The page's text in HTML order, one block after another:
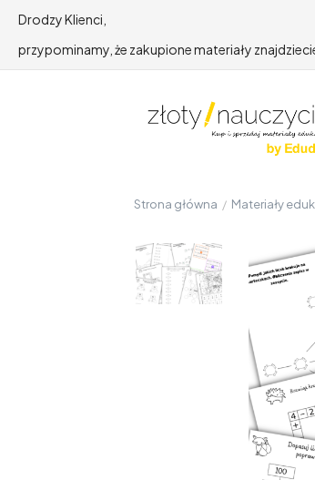
Drodzy Klienci,
przypominamy, że zakupione materiały
Strona główna / Materiały